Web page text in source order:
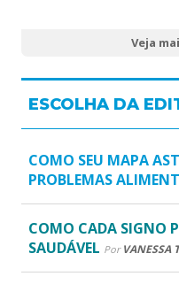
Veja
ESCOLHA DA
COMO SEU MAPA
PROBLEMAS
COMO CADA SIGNO
SAUDÁVEL Por VANESSA